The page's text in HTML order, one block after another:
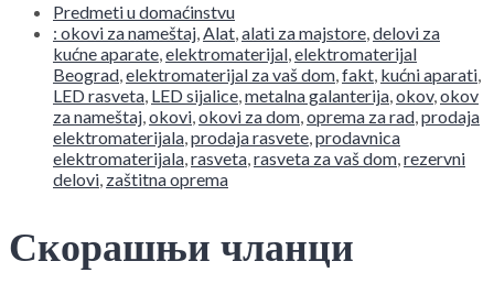
Predmeti u domaćinstvu
: okovi za nameštaj,Alat,alati za majstore,delovi za
kućne aparate,elektromaterijal,elektromaterijal
Beograd,elektromaterijal za vaš dom,fakt, kućni aparati,
LED rasveta, LED sijalice,metalna galanterija,okov,okov
za nameštaj,okovi,okovi za dom,oprema za rad,prodaja
elektromaterijala,prodaja rasvete,prodavnica
elektromaterijala,rasveta,rasveta za vaš dom,rezervni
delovi, zaštitna oprema
Скорашњи чланци